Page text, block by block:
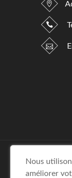
Nous
améliorer